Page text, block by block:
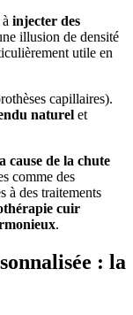
injecter des
illusion de densité
utile en
capillaires).
naturel et
cause de la chute
comme des
à des traitements
cuir
.
: la